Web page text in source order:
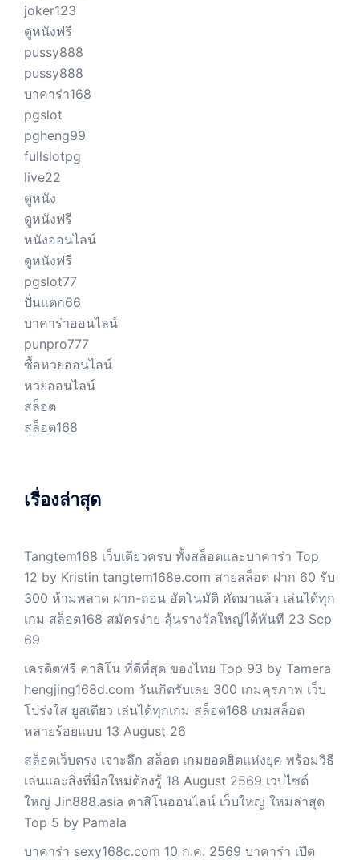
joker123
ดูหนังฟรี
pussy888
pussy888
บาคาร่า168
pgslot
pgheng99
fullslotpg
live22
ดูหนัง
ดูหนังฟรี
หนังออนไลน์
ดูหนังฟรี
pgslot77
ปั่นแตก66
บาคาร่าออนไลน์
punpro777
ซื้อหวยออนไลน์
หวยออนไลน์
สล็อต
สล็อต168
เรื่องล่าสุด
Tangtem168 เว็บเดียวครบ ทั้งสล็อตและบาคาร่า Top
12 by Kristin tangtem168e.com สายสล็อต ฝาก 60 รับ
300 ห้ามพลาด ฝาก-ถอน อัตโนมัติ คัดมาแล้ว เล่นได้ทุก
เกม สล็อต168 สมัครง่าย ลุ้นรางวัลใหญ่ได้ทันที 23 Sep
69
เครดิตฟรี คาสิโน ที่ดีที่สุด ของไทย Top 93 by Tamera
hengjing168d.com วันเกิดรับเลย 300 เกมคุรภาพ เว็บ
โปร่งใส ยูสเดียว เล่นได้ทุกเกม สล็อต168 เกมสล็อต
หลายร้อยแบบ 13 August 26
สล็อตเว็บตรง เจาะลึก สล็อต เกมยอดฮิตแห่งยุค พร้อมวิธี
เล่นและสิ่งที่มือใหม่ต้องรู้ 18 August 2569 เวปไซต์
ใหญ่ Jin888.asia คาสิโนออนไลน์ เว็บใหญ่ ใหม่ล่าสุด
Top 5 by Pamala
บาคาร่า sexy168c.com 10 ก.ค. 2569 บาคาร่า เปิด